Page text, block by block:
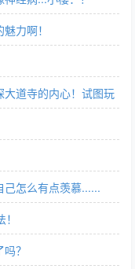
力啊！
道寺的内心！试图玩
怎么有点羡慕......
？